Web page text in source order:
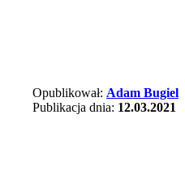
Opublikował: Adam Bugiel
Publikacja dnia: 12.03.2021